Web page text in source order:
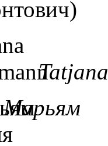
Tatjana
Марьям